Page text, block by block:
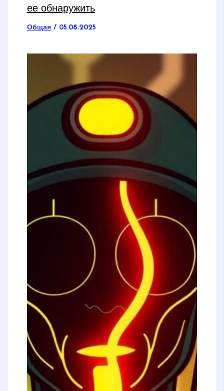
ее обнаружить
Общая/ 05.08.2025